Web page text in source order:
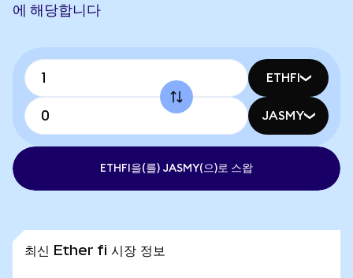
에 해당합니다
ETHFI
JASMY
ETHFI을(를) JASMY(으)로 스왑
최신 Ether fi 시장 정보